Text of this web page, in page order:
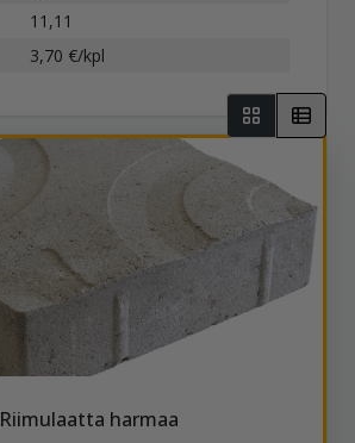
11,11
3,70 €/kpl
Riimulaatta harmaa